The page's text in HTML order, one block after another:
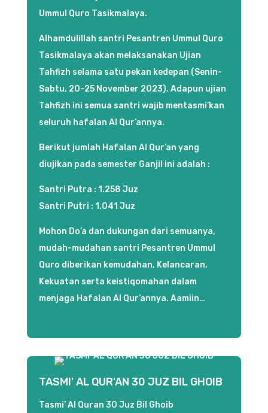
Ummul Quro Tasikmalaya.
Alhamdulillah santri Pesantren Ummul Quro
Tasikmalaya akan melaksanakan Ujian
Tahfizh selama satu pekan kedepan (Senin-
Sabtu, 20-25 November 2023). Adapun ujian
Tahfizh ini semua santri wajib mentasmi’kan
seluruh hafalan Al Qur’annya.
Berikut jumlah Hafalan Al Qur’an yang
diujikan pada semester Ganjil ini adalah :
Santri Putra : 1.258 Juz
Santri Putri : 1.041 Juz
Mohon Do’a dan dukungan dari semuanya,
mudah-mudahan santri Pesantren Ummul
Quro diberikan kemudahan, Kelancaran,
Kekuatan serta keistiqomahan dalam
menjaga Hafalan Al Qur’annya. Aamiin…
TASMI' AL QUR'AN 30 JUZ BIL GHOIB
Tasmi’ Al Quran 30 Juz Bil Ghoib